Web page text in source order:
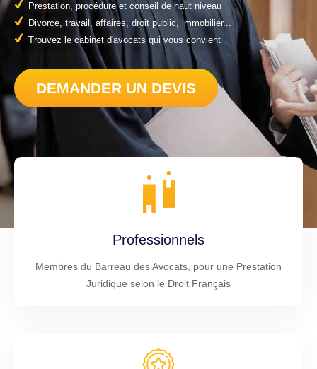
Prestation, procédure et conseil de haut niveau
Divorce, travail, affaires, droit public, immobilier...
Trouvez le cabinet d'avocats qui vous convient
DEMANDER UN DEVIS
Professionnels
Membres du Barreau des Avocats, pour une Prestation
Juridique selon le Droit Français